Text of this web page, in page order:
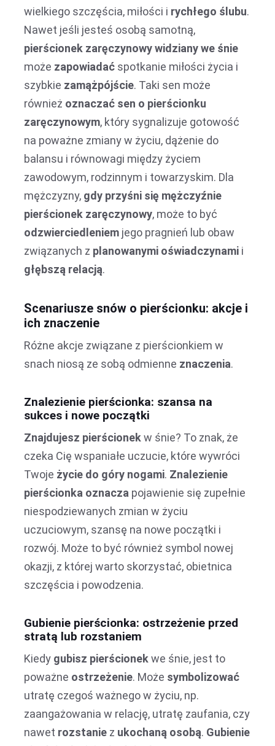
wielkiego szczęścia, miłości i rychłego ślubu.
Nawet jeśli jesteś osobą samotną,
pierścionek zaręczynowy widziany we śnie
może zapowiadać spotkanie miłości życia i
szybkie zamążpójście. Taki sen może
również oznaczać sen o pierścionku
zaręczynowym, który sygnalizuje gotowość
na poważne zmiany w życiu, dążenie do
balansu i równowagi między życiem
zawodowym, rodzinnym i towarzyskim. Dla
mężczyzny, gdy przyśni się mężczyźnie
pierścionek zaręczynowy, może to być
odzwierciedleniem jego pragnień lub obaw
związanych z planowanymi oświadczynami i
głębszą relacją.
Scenariusze snów o pierścionku: akcje i
ich znaczenie
Różne akcje związane z pierścionkiem w
snach niosą ze sobą odmienne znaczenia.
Znalezienie pierścionka: szansa na
sukces i nowe początki
Znajdujesz pierścionekw śnie? To znak, że
czeka Cię wspaniałe uczucie, które wywróci
Twoje życie do góry nogami. Znalezienie
pierścionka oznacza pojawienie się zupełnie
niespodziewanych zmian w życiu
uczuciowym, szansę na nowe początki i
rozwój. Może to być również symbol nowej
okazji, z której warto skorzystać, obietnica
szczęścia i powodzenia.
Gubienie pierścionka: ostrzeżenie przed
stratą lub rozstaniem
Kiedy gubisz pierścionekwe śnie, jest to
poważne ostrzeżenie. Może symbolizować
utratę czegoś ważnego w życiu, np.
zaangażowania w relację, utratę zaufania, czy
nawet rozstanie z ukochaną osobą. Gubienie